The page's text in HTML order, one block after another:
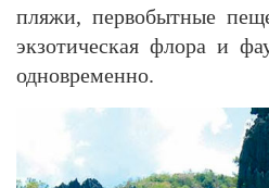
пляжи, первобытные
экзотическая флора и
одновременно.